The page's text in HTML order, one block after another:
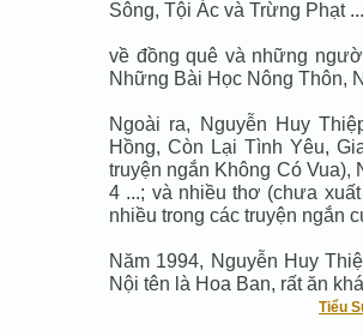
Sông, Tội Ác và Trừng Phạt
về đồng quê và những
Những Bài Học Nông Thôn,
Ngoài ra, Nguyễn Huy
Hồng, Còn Lại Tình Yêu,
truyện ngắn Không Có Vua),
4 ...; và nhiều thơ (chưa
nhiều trong các truyện ngắn
Năm 1994, Nguyễn Huy
Nội tên là Hoa Ban, rất ăn
Tiểu